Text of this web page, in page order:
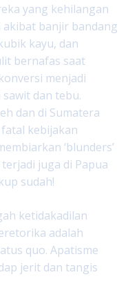
yang kehilangan
akibat banjir bandang
kayu, dan
bernafas saat
menjadi
dan tebu.
dan di Sumatera
kebijakan
‘blunders’
juga di Papua
sudah!
ketidakadilan
adalah
quo. Apatisme
jerit dan tangis